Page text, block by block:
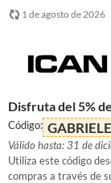
1 de agosto de 2026
Disfruta del 5%
Código:
Válido hasta: 31 de
Utiliza este código
compras a través de